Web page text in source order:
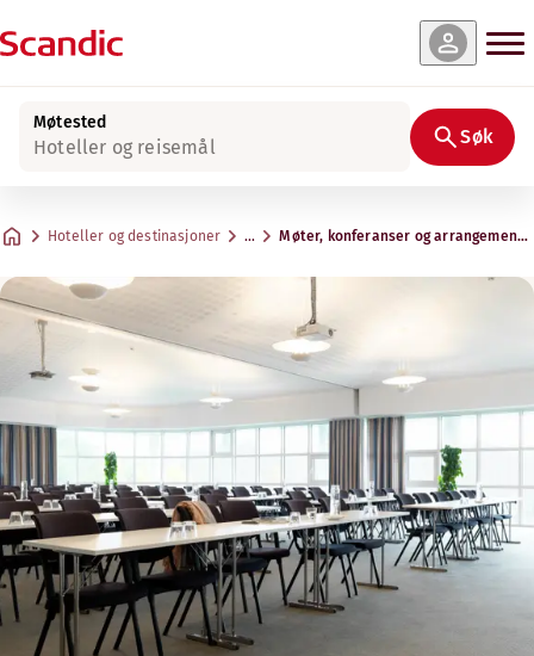
Møtested
Hoteller og reisemål Søk
Hoteller og destinasjoner … Møter, konferanser og